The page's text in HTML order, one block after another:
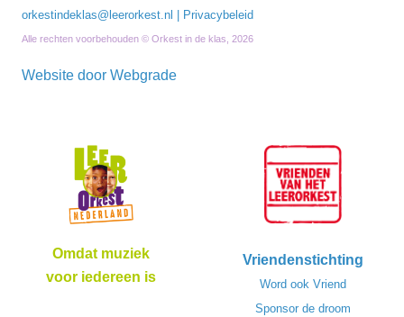
Omdat muziek
voor iedereen is
Vriendenstichting
Word ook Vriend
Sponsor de droom
orkestindeklas@leerorkest.nl
Privacybeleid
Alle rechten voorbehouden © Orkest in de klas, 2026
Website door Webgrade